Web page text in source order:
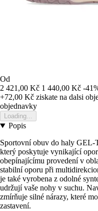
Od
2 421,00 Kč 1 440,00 Kč -
+72,00 Kč ziskate na dalsi
objednavky
Loading...
Popis
Sportovní obuv do haly GEL-
který poskytuje vynikající
obepínajícímu provedení v
stabilní oporu při
je také vyrobena z odolné
udržují vaše nohy v suchu.
zmírňuje silné nárazy, které
zastavení.